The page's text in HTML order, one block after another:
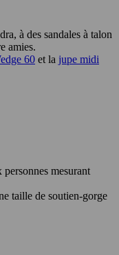
à des sandales à talon
amies.
60 et la jupe midi
mesurant
taille de soutien-gorge